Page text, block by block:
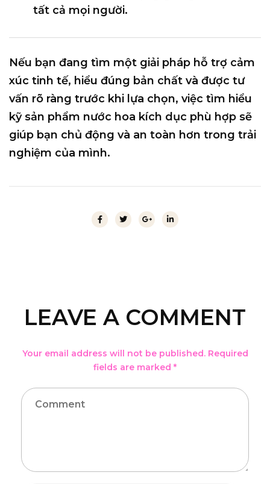
tất cả mọi người.
Nếu bạn đang tìm một giải pháp hỗ trợ cảm
xúc tinh tế, hiểu đúng bản chất và được tư
vấn rõ ràng trước khi lựa chọn, việc tìm hiểu
kỹ sản phẩm nước hoa kích dục phù hợp sẽ
giúp bạn chủ động và an toàn hơn trong trải
nghiệm của mình.
LEAVE A COMMENT
Your email address will not be published. Required
fields are marked *